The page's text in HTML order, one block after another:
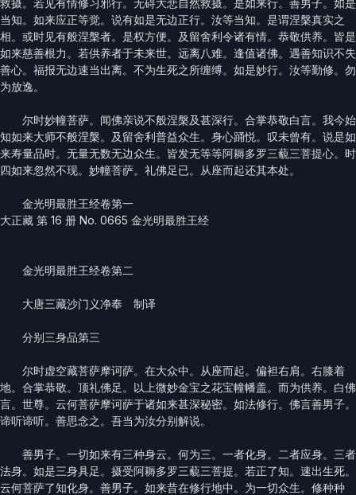
救摄。若见有情修习邪行。无碍大悲自然救摄。是如来行。善男子。如是
当知。如来应正等觉。说有如是无边正行。汝等当知。是谓涅槃真实之
相。或时见有般涅槃者。是权方便。及留舍利令诸有情。恭敬供养。皆是
如来慈善根力。若供养者于未来世。远离八难。逢值诸佛。遇善知识不失
善心。福报无边速当出离。不为生死之所缠缚。如是妙行。汝等勤修。勿
为放逸。
尔时妙幢菩萨。闻佛亲说不般涅槃及甚深行。合掌恭敬白言。我今始
知如来大师不般涅槃。及留舍利普益众生。身心踊悦。叹未曾有。说是如
来寿量品时。无量无数无边众生。皆发无等等阿耨多罗三藐三菩提心。时
四如来忽然不现。妙幢菩萨。礼佛足已。从座而起还其本处。
金光明最胜王经卷第一
大正藏 第 16 册 No. 0665 金光明最胜王经
金光明最胜王经卷第二
大唐三藏沙门义净奉 制译
分别三身品第三
尔时虚空藏菩萨摩诃萨。在大众中。从座而起。偏袒右肩。右膝着
地。合掌恭敬。顶礼佛足。以上微妙金宝之花宝幢幡盖。而为供养。白佛
言。世尊。云何菩萨摩诃萨于诸如来甚深秘密。如法修行。佛言善男子。
谛听谛听。善思念之。吾当为汝分别解说。
善男子。一切如来有三种身云。何为三。一者化身。二者应身。三者
法身。如是三身具足。摄受阿耨多罗三藐三菩提。若正了知。速出生死。
云何菩萨了知化身。善男子。如来昔在修行地中。为一切众生。修种种